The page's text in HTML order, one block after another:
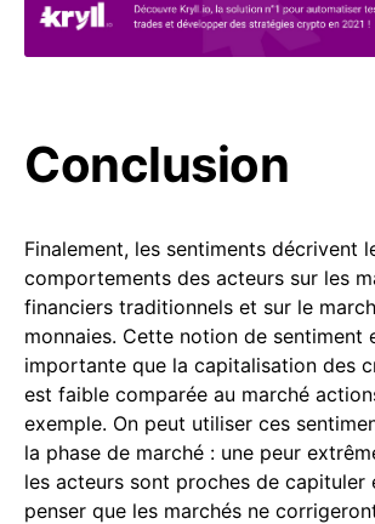
Conclusion
Finalement, les sentiments décrivent
comportements des acteurs sur les
financiers traditionnels et sur le
monnaies. Cette notion de sentiment
importante que la capitalisation des
est faible comparée au marché
exemple. On peut utiliser ces
la phase de marché : une peur
les acteurs sont proches de capituler
penser que les marchés ne